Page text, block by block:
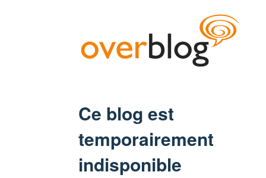
Ce blog est
temporairement
indisponible